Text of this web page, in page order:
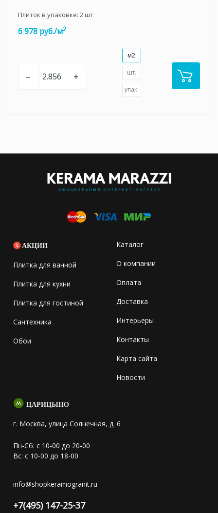
Плиток в упаковке: 2шт
6 978 руб./м2
– +
м2
шт.
упак.
АКЦИИ
Плитка для ванной
Плитка для кухни
Плитка для гостиной
Сантехника
Обои
Каталог
О компании
Оплата
Доставка
Интерьеры
Контакты
Карта сайта
Новости
ЦАРИЦЫНО
г. Москва, улица Солнечная, д. 6
Пн-Сб: с 10-00 до 20-00
Вс: с 10-00 до 18-00
info@shopkeramogranit.ru
+7(495) 147-25-37